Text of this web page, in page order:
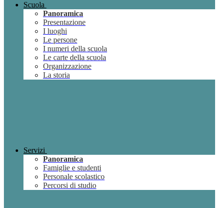
Scuola
Panoramica
Presentazione
I luoghi
Le persone
I numeri della scuola
Le carte della scuola
Organizzazione
La storia
Servizi
Panoramica
Famiglie e studenti
Personale scolastico
Percorsi di studio